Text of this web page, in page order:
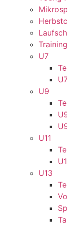
U7
U9
U11
U13